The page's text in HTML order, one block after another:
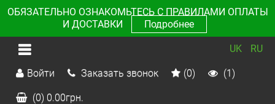
ОБЯЗАТЕЛЬНО ОЗНАКОМЬТЕСЬ С ПРАВИЛАМИ ОПЛАТЫ
И ДОСТАВКИ
Подробнее
UK RU
Войти Заказать звонок (0) (1)
(0) 0.00грн.